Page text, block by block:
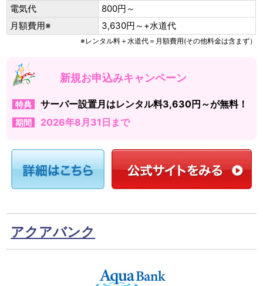
電気代
800円～
月額費用※
3,630円～+水道代
※レンタル料＋水道代＝月額費用(その他料金は含まず）
新規お申込みキャンペーン
特典 サーバー設置月はレンタル料3,630円～が無料！
期間 2026年8月31日まで
アクアバンク